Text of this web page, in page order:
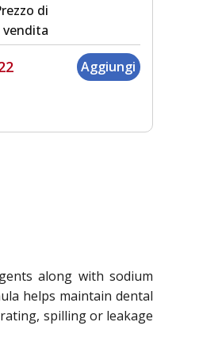
di
vendita
along with sodium
helps maintain dental
spilling or leakage